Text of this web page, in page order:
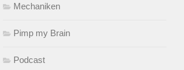
Mechaniken
Pimp my Brain
Podcast